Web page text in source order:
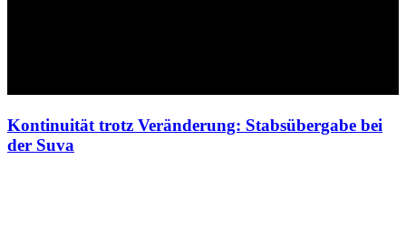
Kontinuität trotz Veränderung: Stabsübergabe bei
der Suva